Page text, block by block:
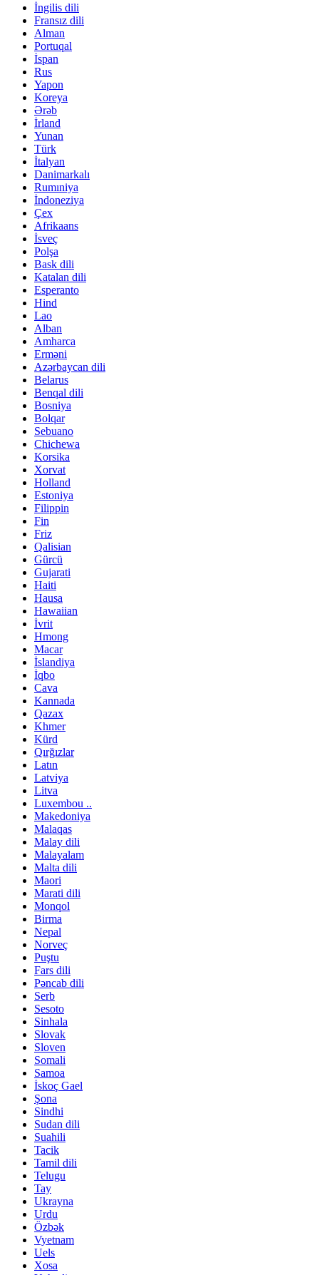
İngilis dili
Fransız dili
Alman
Portuqal
İspan
Rus
Yapon
Koreya
Ərəb
İrland
Yunan
Türk
İtalyan
Danimarkalı
Rumıniya
İndoneziya
Çex
Afrikaans
İsveç
Polşa
Bask dili
Katalan dili
Esperanto
Hind
Lao
Alban
Amharca
Erməni
Azərbaycan dili
Belarus
Benqal dili
Bosniya
Bolqar
Sebuano
Chichewa
Korsika
Xorvat
Holland
Estoniya
Filippin
Fin
Friz
Qalisian
Gürcü
Gujarati
Haiti
Hausa
Hawaiian
İvrit
Hmong
Macar
İslandiya
İqbo
Cava
Kannada
Qazax
Khmer
Kürd
Qırğızlar
Latın
Latviya
Litva
Luxembou ..
Makedoniya
Malaqas
Malay dili
Malayalam
Malta dili
Maori
Marati dili
Monqol
Birma
Nepal
Norveç
Puştu
Fars dili
Pəncab dili
Serb
Sesoto
Sinhala
Slovak
Sloven
Somali
Samoa
İskoç Gael
Şona
Sindhi
Sudan dili
Suahili
Tacik
Tamil dili
Telugu
Tay
Ukrayna
Urdu
Özbək
Vyetnam
Uels
Xosa